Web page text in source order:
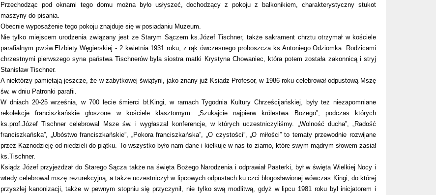
Przechodząc pod oknami tego domu można było usłyszeć, dochodzący z pokoju z balkonikiem, charakterystyczny stukot
maszyny do pisania.
Obecnie wyposażenie tego pokoju znajduje się w posiadaniu Muzeum.
Nie tylko miejscem urodzenia związany jest ze Starym Sączem ks.Józef Tischner, także sakrament chrztu otrzymał w kościele
parafialnym pw.św.Elżbiety Węgierskiej - 2 kwietnia 1931 roku, z rąk ówczesnego proboszcza ks.Antoniego Odziomka. Rodzicami
chrzestnymi pierwszego syna państwa Tischnerów była siostra matki Krystyna Chowaniec, która potem została zakonnicą i stryj
Stanisław Tischner.
A niektórzy pamiętają jeszcze, że w zabytkowej świątyni, jako znany już Ksiądz Profesor, w 1986 roku celebrował odpustową Mszę
św. w dniu Patronki parafii.
W dniach 20-25 września, w 700 lecie śmierci bł.Kingi, w ramach Tygodnia Kultury Chrześcijańskiej, były też niezapomniane
rekolekcje franciszkańskie głoszone w kościele klasztornym: „Szukajcie najpierw królestwa Bożego”, podczas których
ks.prof.Józef Tischner celebrował Msze św. i wygłaszał konferencje, w których uczestniczyliśmy. „Wolność ducha”, „Radość
franciszkańska”, „Ubóstwo franciszkańskie”, „Pokora franciszkańska”, „O czystości”, „O miłości” to tematy przewodnie rozwijane
przez Kaznodzieję od niedzieli do piątku. To wszystko było nam dane i kiełkuje w nas to ziarno, które swym mądrym słowem zasiał
ks.Tischner.
Ksiądz Józef przyjeżdżał do Starego Sącza także na święta Bożego Narodzenia i odprawiał Pasterki, był w święta Wielkiej Nocy i
wtedy celebrował mszę rezurekcyjną, a także uczestniczył w lipcowych odpustach ku czci błogosławionej wówczas Kingi, do której
przyszłej kanonizacji, także w pewnym stopniu się przyczynił, nie tylko swą modlitwą, gdyż w lipcu 1981 roku był inicjatorem i